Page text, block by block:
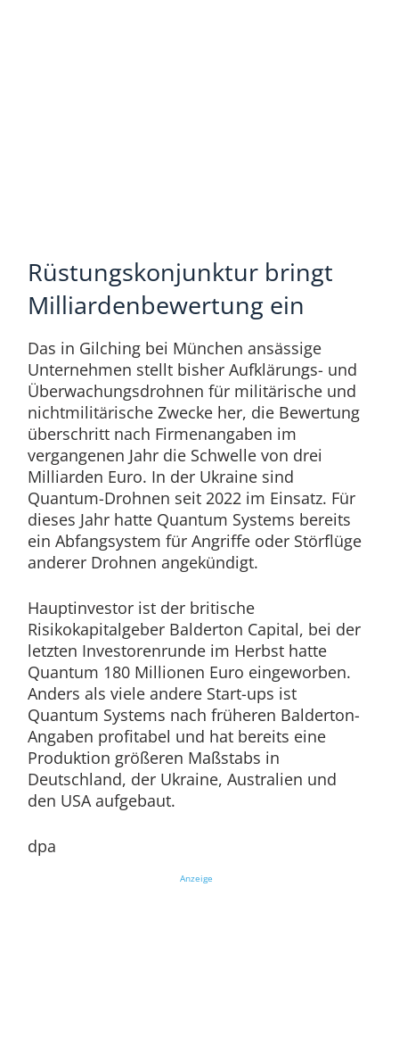
Rüstungskonjunktur bringt
Milliardenbewertung ein
Das in Gilching bei München ansässige
Unternehmen stellt bisher Aufklärungs- und
Überwachungsdrohnen für militärische und
nichtmilitärische Zwecke her, die Bewertung
überschritt nach Firmenangaben im
vergangenen Jahr die Schwelle von drei
Milliarden Euro. In der Ukraine sind
Quantum-Drohnen seit 2022 im Einsatz. Für
dieses Jahr hatte Quantum Systems bereits
ein Abfangsystem für Angriffe oder Störflüge
anderer Drohnen angekündigt.
Hauptinvestor ist der britische
Risikokapitalgeber Balderton Capital, bei der
letzten Investorenrunde im Herbst hatte
Quantum 180 Millionen Euro eingeworben.
Anders als viele andere Start-ups ist
Quantum Systems nach früheren Balderton-
Angaben profitabel und hat bereits eine
Produktion größeren Maßstabs in
Deutschland, der Ukraine, Australien und
den USA aufgebaut.
dpa
Anzeige